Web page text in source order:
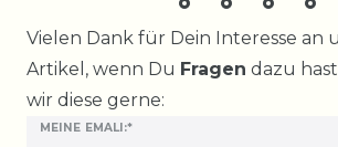
Vielen Dank für Dein Interesse an
Artikel, wenn Du Fragen dazu
wir diese gerne:
MEINE EMALI:*